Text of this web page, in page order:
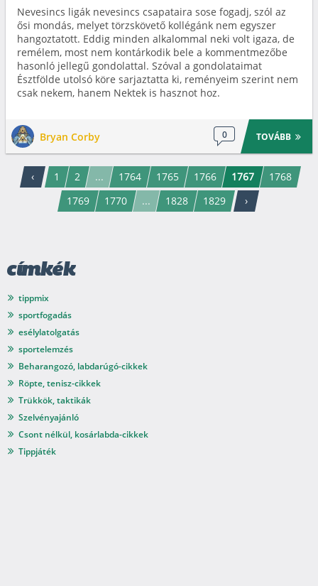
Nevesincs ligák nevesincs csapataira sose fogadj, szól az
ősi mondás, melyet törzskövető kollégánk nem egyszer
hangoztatott. Eddig minden alkalommal neki volt igaza, de
remélem, most nem kontárkodik bele a kommentmezőbe
hasonló jellegű gondolattal. Szóval a gondolataimat
Észtfölde utolsó köre sarjaztatta ki, reményeim szerint nem
csak nekem, hanem Nektek is hasznot hoz.
Bryan Corby 0 TOVÁBB
‹ 1 2 ... 1764 1765 1766 1767
1768
1769
1770 ... 1828 1829 ›
címkék
tippmix
sportfogadás
esélylatolgatás
sportelemzés
Beharangozó, labdarúgó-cikkek
Röpte, tenisz-cikkek
Trükkök, taktikák
Szelvényajánló
Csont nélkül, kosárlabda-cikkek
Tippjáték